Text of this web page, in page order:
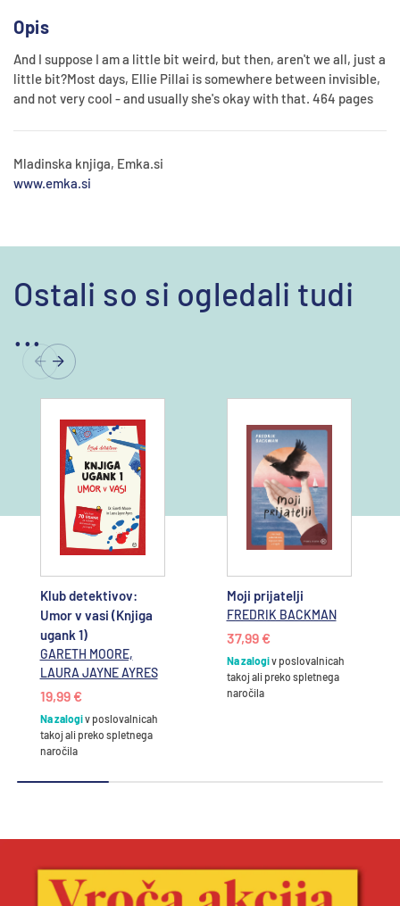
Opis
And I suppose I am a little bit weird, but then, aren't we all, just a
little bit?Most days, Ellie Pillai is somewhere between invisible,
and not very cool - and usually she's okay with that. 464 pages
Mladinska knjiga, Emka.si
www.emka.si
Ostali so si ogledali tudi
...
Klub detektivov:
Umor v vasi (Knjiga
ugank 1)
GARETH MOORE,
LAURA JAYNE AYRES
19,99 €
Na zalogiv poslovalnicah
takoj ali preko spletnega
naročila
Moji prijatelji
FREDRIK BACKMAN
37,99 €
Na zalogiv poslovalnicah
takoj ali preko spletnega
naročila